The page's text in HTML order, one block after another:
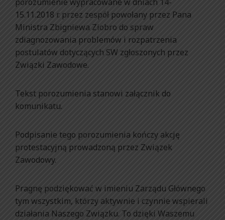
15.11.2018 r. przez zespół powołany przez Pana
Ministra Zbigniewa Ziobro do spraw
zdiagnozowania problemów i rozpatrzenia
postulatów dotyczących SW zgłoszonych przez
Związki Zawodowe.
Tekst porozumienia stanowi załącznik do
komunikatu.
Podpisanie tego porozumienia kończy akcję
protestacyjną prowadzoną przez Związek
Zawodowy.
Pragnę podziękować w imieniu Zarządu Głównego
tym wszystkim, którzy aktywnie i czynnie wspierali
działania Naszego Związku. To dzięki Waszemu